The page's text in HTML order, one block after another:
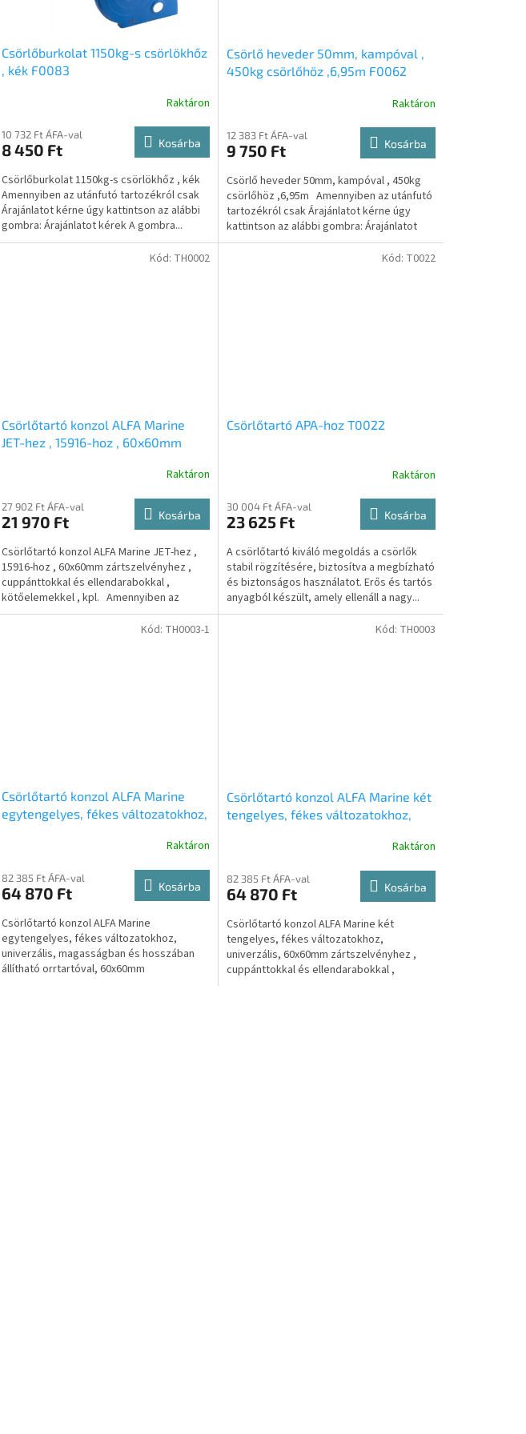
Csörlőburkolat 1150kg-s csörlökhőz
, kék F0083
Raktáron
10 732 Ft ÁFA-val
8 450 Ft Kosárba
Csörlőburkolat 1150kg-s csörlökhőz , kék
Amennyiben az utánfutó tartozékról csak
Árajánlatot kérne úgy kattintson az alábbi
gombra: Árajánlatot kérek A gombra...
Csörlő heveder 50mm, kampóval ,
450kg csörlőhöz ,6,95m F0062
Raktáron
12 383 Ft ÁFA-val
9 750 Ft Kosárba
Csörlő heveder 50mm, kampóval , 450kg
csörlőhöz ,6,95m Amennyiben az utánfutó
tartozékról csak Árajánlatot kérne úgy
kattintson az alábbi gombra: Árajánlatot
kérek A...
Csörlőtartó konzol ALFA Marine
JET-hez , 15916-hoz , 60x60mm
ellendarabokkal , kötőelemekkel ,
Raktáron
27 902 Ft ÁFA-val
21 970 Ft Kosárba
Csörlőtartó konzol ALFA Marine JET-hez ,
15916-hoz , 60x60mm zártszelvényhez ,
cuppánttokkal és ellendarabokkal ,
kötőelemekkel , kpl. Amennyiben az
utánfutó...
Kód: TH0002
Csörlőtartó APA-hoz T0022
Raktáron
30 004 Ft ÁFA-val
23 625 Ft Kosárba
A csörlőtartó kiváló megoldás a csörlők
stabil rögzítésére, biztosítva a megbízható
és biztonságos használatot. Erős és tartós
anyagból készült, amely ellenáll a nagy...
Kód: T0022
Csörlőtartó konzol ALFA Marine
egytengelyes, fékes változatokhoz,
hosszában állítható orrtartóval,
60x60mm zártszelvényhez,
cuppánttokkal és ellendarabokkal ,
kötőelemekkel , kpl. TH0003-1
Raktáron
82 385 Ft ÁFA-val
64 870 Ft Kosárba
Csörlőtartó konzol ALFA Marine
egytengelyes, fékes változatokhoz,
univerzális, magasságban és hosszában
állítható orrtartóval, 60x60mm
Kód: TH0003-1
Csörlőtartó konzol ALFA Marine két
tengelyes, fékes változatokhoz,
zártszelvényhez , cuppánttokkal és
kpl. TH0003
Raktáron
82 385 Ft ÁFA-val
64 870 Ft Kosárba
Csörlőtartó konzol ALFA Marine két
tengelyes, fékes változatokhoz,
univerzális, 60x60mm zártszelvényhez ,
cuppánttokkal és ellendarabokkal ,
Kód: TH0003